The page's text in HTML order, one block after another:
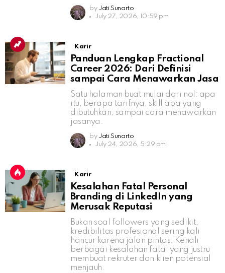
by Jati Sunarto
July 27, 2026, 10:59 pm
Karir
Panduan Lengkap Fractional
Career 2026: Dari Definisi
sampai Cara Menawarkan Jasa
Satu halaman buat mulai dari nol: apa
itu, berapa tarifnya, skill apa yang
dibutuhkan, sampai cara menawarkan
jasanya.
by Jati Sunarto
July 24, 2026, 5:29 pm
Karir
Kesalahan Fatal Personal
Branding di LinkedIn yang
Merusak Reputasi
Bukan soal followers yang sedikit,
kredibilitas profesional sering kali
hancur karena jalan pintas. Kenali
berbagai kesalahan fatal yang justru
membuat rekruter dan klien potensial
menjauh.